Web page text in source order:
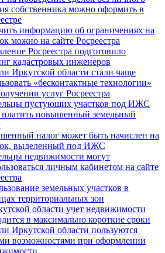
собственника можно оформить в
информацию об ограничениях на
можно на сайте Росреестра
Росреестра подготовило
кадастровых инженеров
Иркутской области стали чаще
«бесконтактные технологии»
услуг Росреестра
пустующих участков под ИЖС
платить повышенный земельный
налог может быть начислен на
выделенный под ИЖС
недвижимости могут
личным кабинетом на сайте
земельных участков в
территориальных зон
области учет недвижимости
в максимально короткие сроки
Иркутской области пользуются
возможностями при оформлении